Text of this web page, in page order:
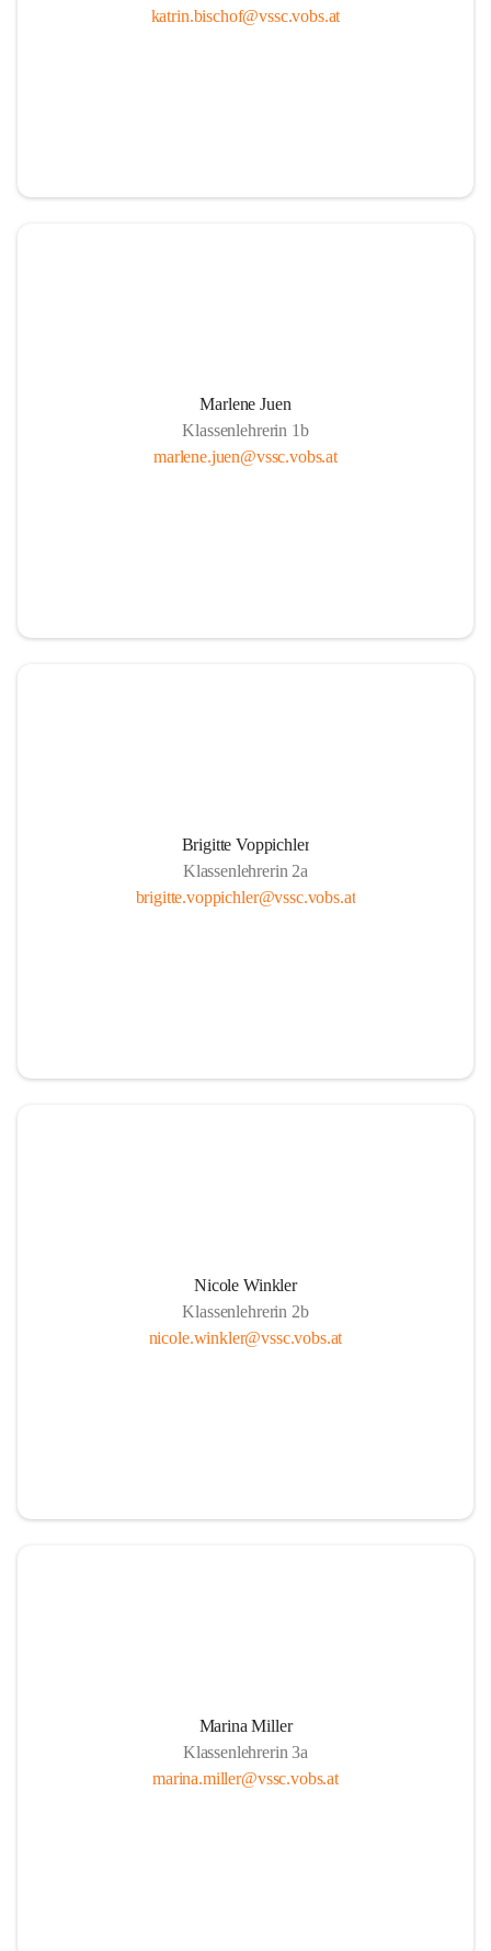
katrin.bischof@vssc.vobs.at
Marlene Juen
Klassenlehrerin 1b
marlene.juen@vssc.vobs.at
Brigitte Voppichler
Klassenlehrerin 2a
brigitte.voppichler@vssc.vobs.at
Nicole Winkler
Klassenlehrerin 2b
nicole.winkler@vssc.vobs.at
Marina Miller
Klassenlehrerin 3a
marina.miller@vssc.vobs.at